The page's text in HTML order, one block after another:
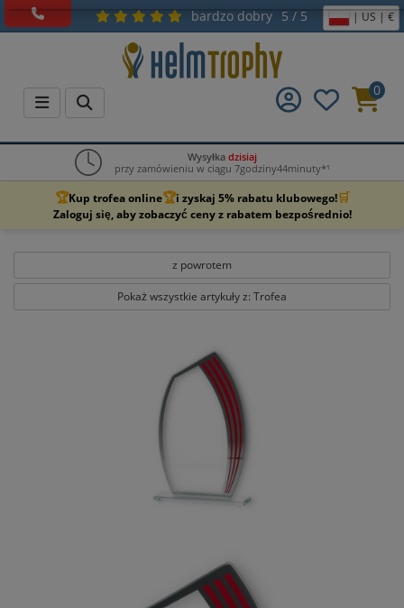
bardzo dobry 5 / 5 | US | €
0
Wysyłka dzisiaj
przy zamówieniu w ciągu 7godziny44minuty*¹
🏆Kup trofea online🏆i zyskaj 5% rabatu klubowego!🛒
Zaloguj się, aby zobaczyć ceny z rabatem bezpośrednio!
z powrotem
Pokaż wszystkie artykuły z: Trofea